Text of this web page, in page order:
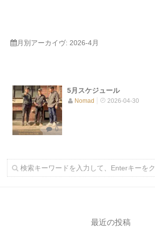
月別アーカイヴ: 2026-4月
0
5月スケジュール
Nomad 2026-04-30
最近の投稿